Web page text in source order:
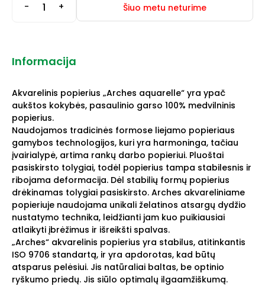
- + Šiuo metu neturime
Informacija
Akvarelinis popierius „Arches aquarelle“ yra ypač
aukštos kokybės, pasaulinio garso 100% medvilninis
popierius.
Naudojamos tradicinės formose liejamo popieriaus
gamybos technologijos, kuri yra harmoninga, tačiau
įvairialypė, artima rankų darbo popieriui. Pluoštai
pasiskirsto tolygiai, todėl popierius tampa stabilesnis ir
ribojama deformacija. Dėl stabilių formų popierius
drėkinamas tolygiai pasiskirsto. Arches akvareliniame
popieriuje naudojama unikali želatinos atsargų dydžio
nustatymo technika, leidžianti jam kuo puikiausiai
atlaikyti įbrėžimus ir išreikšti spalvas.
„Arches“ akvarelinis popierius yra stabilus, atitinkantis
ISO 9706 standartą, ir yra apdorotas, kad būtų
atsparus pelėsiui. Jis natūraliai baltas, be optinio
ryškumo priedų. Jis siūlo optimalų ilgaamžiškumą.